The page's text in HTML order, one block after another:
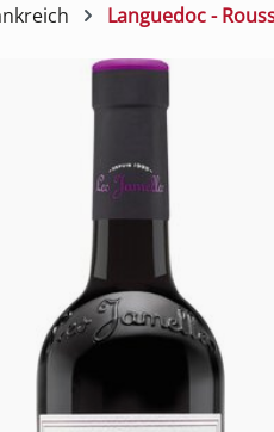
Languedoc -